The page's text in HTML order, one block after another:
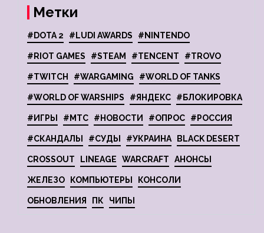
Метки
#DOTA 2 #LUDI AWARDS #NINTENDO
#RIOT GAMES #STEAM #TENCENT #TROVO
#TWITCH #WARGAMING #WORLD OF TANKS
#WORLD OF WARSHIPS #ЯНДЕКС #БЛОКИРОВКА
#ИГРЫ #МТС #НОВОСТИ #ОПРОС #РОССИЯ
#СКАНДАЛЫ #СУДЫ #УКРАИНА BLACK DESERT
CROSSOUT LINEAGE WARCRAFT АНОНСЫ
ЖЕЛЕЗО КОМПЬЮТЕРЫ КОНСОЛИ
ОБНОВЛЕНИЯ ПК ЧИПЫ